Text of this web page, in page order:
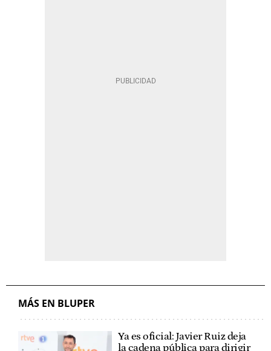
MÁS EN BLUPER
Ya es oficial: Javier Ruiz deja
la cadena pública para dirigir